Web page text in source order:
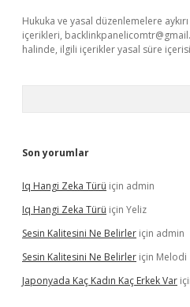
Hukuka ve yasal düzenlemelere
içerikleri,
halinde, ilgili içerikler yasal süre
Son yorumlar
Iq Hangi Zeka Türü için admin
Iq Hangi Zeka Türü için Yeliz
Sesin Kalitesini Ne Belirler için admin
Sesin Kalitesini Ne Belirler için Melodi
Japonyada Kaç Kadın Kaç Erkek Var